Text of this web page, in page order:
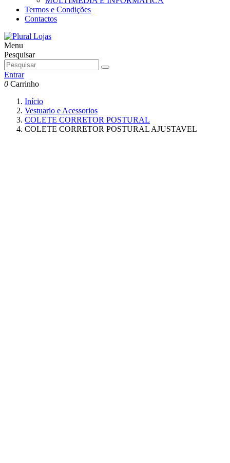
Termos e Condições
Contactos
Menu
Pesquisar
Entrar
0 Carrinho
Início
Vestuario e Acessorios
COLETE CORRETOR POSTURAL
COLETE CORRETOR POSTURAL AJUSTAVEL